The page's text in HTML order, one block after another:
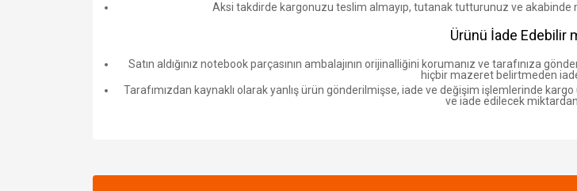
Aksi takdirde kargonuzu teslim almayıp, tutanak tutturunuz ve akabinde
Ürünü İade Edebilir
Satın aldığınız notebook parçasının ambalajının orijinalliğini korumanız ve tarafınıza
hiçbir mazeret belirtmeden
Tarafımızdan kaynaklı olarak yanlış ürün gönderilmişse, iade ve değişim işlemlerinde
ve iade edilecek